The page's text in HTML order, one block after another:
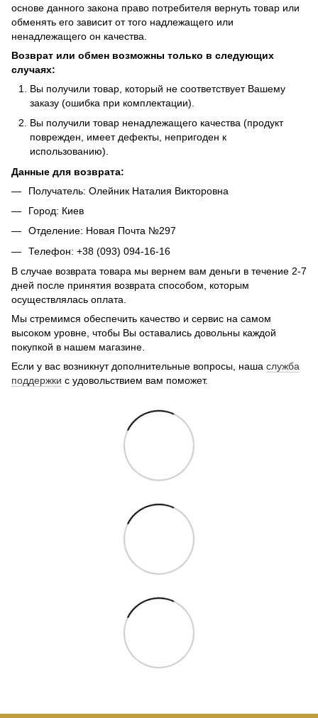
основе данного закона право потребителя вернуть товар или
обменять его зависит от того надлежащего или
ненадлежащего он качества.
Возврат или обмен возможны только в следующих
случаях:
Вы получили товар, который не соответствует Вашему
заказу (ошибка при комплектации).
Вы получили товар ненадлежащего качества (продукт
поврежден, имеет дефекты, непригоден к
использованию).
Данные для возврата:
Получатель: Олейник Наталия Викторовна
Город: Киев
Отделение: Новая Почта №297
Телефон: +38 (093) 094-16-16
В случае возврата товара мы вернем вам деньги в течение 2-7
дней после принятия возврата способом, которым
осуществлялась оплата.
Мы стремимся обеспечить качество и сервис на самом
высоком уровне, чтобы Вы оставались довольны каждой
покупкой в нашем магазине.
Если у вас возникнут дополнительные вопросы, наша служба
поддержки с удовольствием вам поможет.